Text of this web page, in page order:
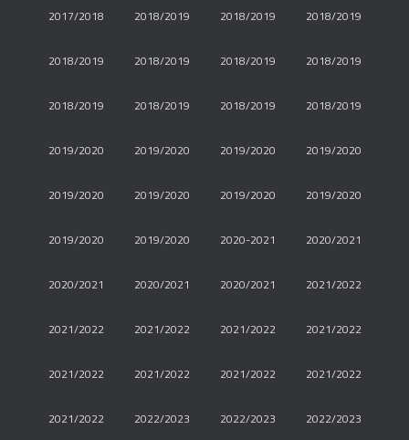
2017/2018 2018/2019 2018/2019 2018/2019
2018/2019 2018/2019 2018/2019 2018/2019
2018/2019 2018/2019 2018/2019 2018/2019
2019/2020 2019/2020 2019/2020 2019/2020
2019/2020 2019/2020 2019/2020 2019/2020
2019/2020 2019/2020 2020-2021 2020/2021
2020/2021 2020/2021 2020/2021 2021/2022
2021/2022 2021/2022 2021/2022 2021/2022
2021/2022 2021/2022 2021/2022 2021/2022
2021/2022 2022/2023 2022/2023 2022/2023